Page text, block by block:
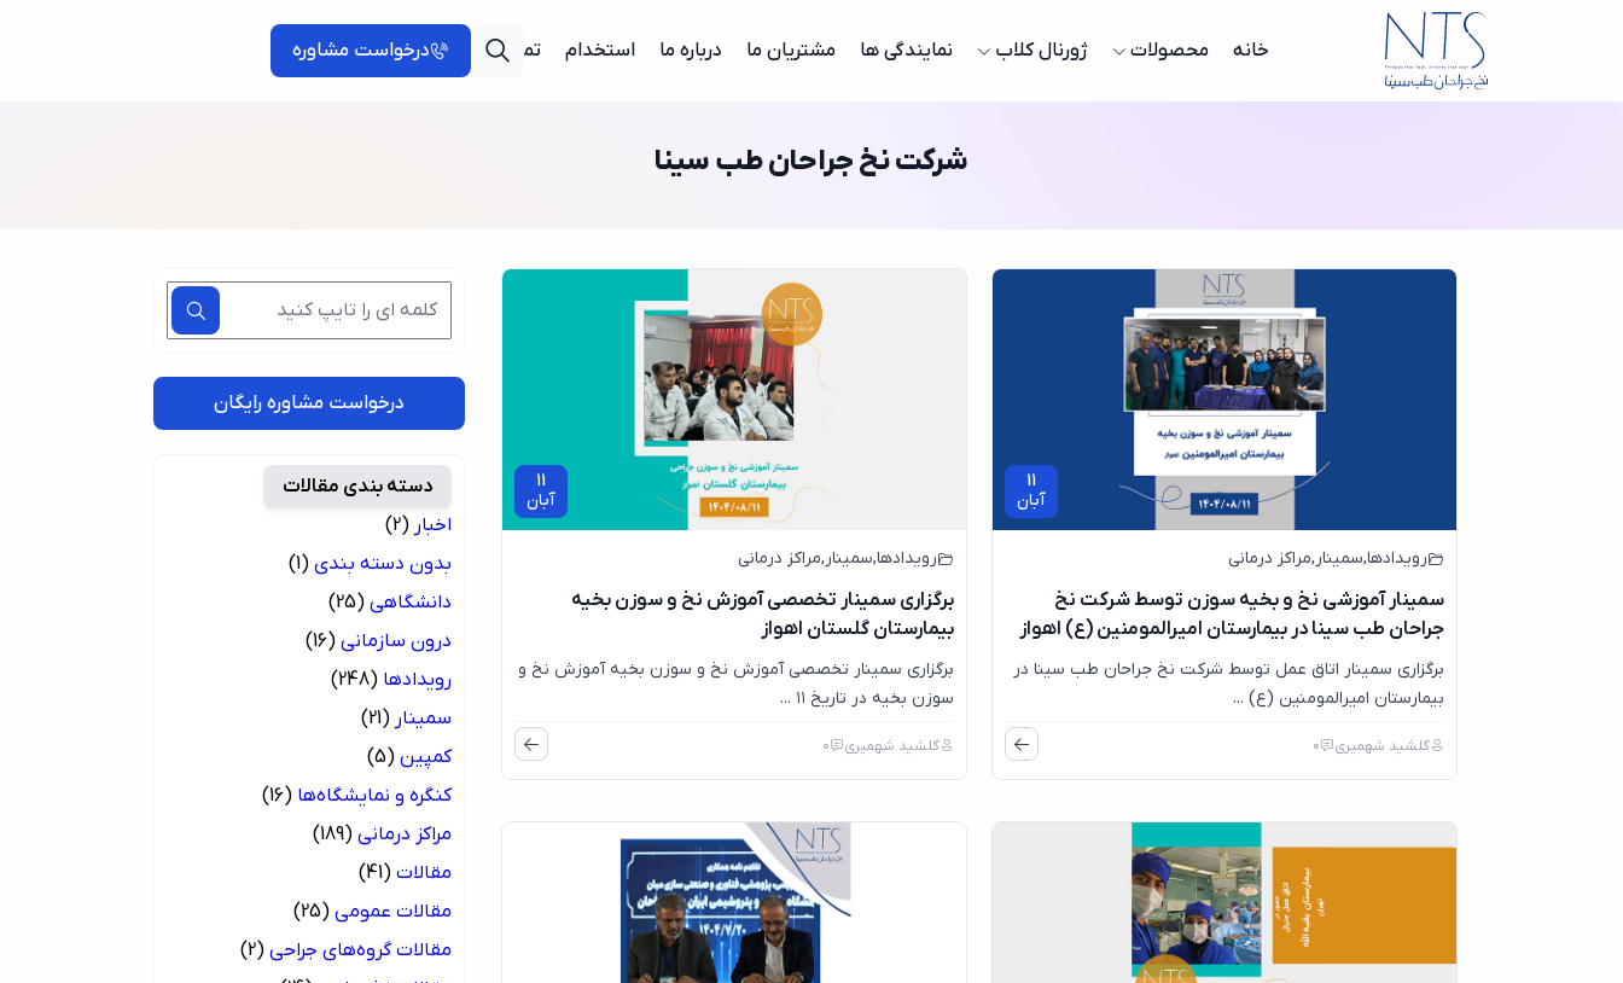
خانه محصولات ژورنال کلاب نمایندگی ها مشتریان ما درباره ما استخدام تماس با ما درخواست مشاوره
شرکت نخ جراحان طب سینا
11
آبان
رویدادها,سمینار,مراکز درمانی
سمینار آموزشی نخ و بخیه سوزن توسط شرکت نخ
جراحان طب سینا در بیمارستان امیرالمومنین (ع) اهواز
برگزاری سمینار اتاق عمل توسط شرکت نخ جراحان طب سینا در
بیمارستان امیرالمومنین (ع) ...
گلشید شهمیری 0
11
آبان
رویدادها,سمینار,مراکز درمانی
برگزاری سمینار تخصصی آموزش نخ و سوزن بخیه
بیمارستان گلستان اهواز
برگزاری سمینار تخصصی آموزش نخ و سوزن بخیه آموزش نخ و
سوزن بخیه در تاریخ ۱۱ ...
گلشید شهمیری 0
درخواست مشاوره رایگان
دسته بندی مقالات
اخبار (2)
بدون دسته بندی (1)
دانشگاهی (25)
درون سازمانی (16)
رویدادها (248)
سمینار (21)
کمپین (5)
کنگره و نمایشگاه‌ها (16)
مراکز درمانی (189)
مقالات (41)
مقالات عمومی (25)
مقالات گروه‌های جراحی (2)